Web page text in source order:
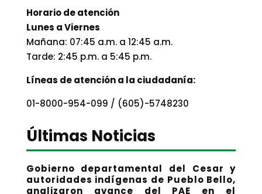
Horario de atención
Lunes a Viernes
Mañana: 07:45 a.m. a 12:45 a.m.
Tarde: 2:45 p.m. a 5:45 p.m.
Líneas de atención a la ciudadanía:
01-8000-954-099 / (605)-5748230
Últimas Noticias
Gobierno departamental del Cesar y
autoridades indígenas de Pueblo Bello,
analizaron avance del PAE en el